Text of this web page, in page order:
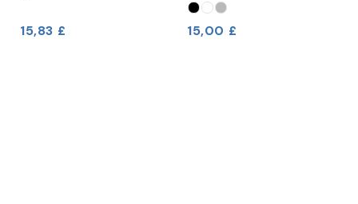
15,83 £ 15,00 £